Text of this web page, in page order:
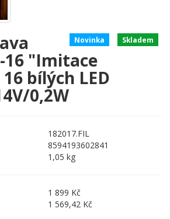
Novinka Skladem
16 "Imitace
bílých LED
0,2W
182017.FIL
8594193602841
1,05 kg
1 899 Kč
1 569,42 Kč